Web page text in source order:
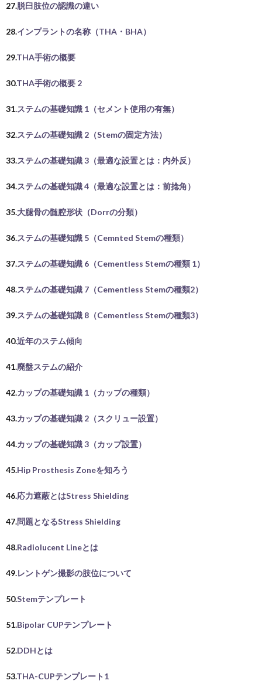
27.脱臼肢位の認識の違い
28.インプラントの名称（THA・BHA）
29.THA手術の概要
30.THA手術の概要 2
31.ステムの基礎知識 1（セメント使用の有無）
32.ステムの基礎知識 2（Stemの固定方法）
33.ステムの基礎知識 3（最適な設置とは：内外反）
34.ステムの基礎知識 4（最適な設置とは：前捻角）
35.大腿骨の髄腔形状（Dorrの分類）
36.ステムの基礎知識 5（Cemnted Stemの種類）
37.ステムの基礎知識 6（Cementless Stemの種類 1）
48.ステムの基礎知識 7（Cementless Stemの種類2）
39.ステムの基礎知識 8（Cementless Stemの種類3）
40.近年のステム傾向
41.廃盤ステムの紹介
42.カップの基礎知識 1（カップの種類）
43.カップの基礎知識 2（スクリュー設置）
44.カップの基礎知識 3（カップ設置）
45.Hip Prosthesis Zoneを知ろう
46.応力遮蔽とはStress Shielding
47.問題となるStress Shielding
48.Radiolucent Lineとは
49.レントゲン撮影の肢位について
50.Stemテンプレート
51.Bipolar CUPテンプレート
52.DDHとは
53.THA-CUPテンプレート1